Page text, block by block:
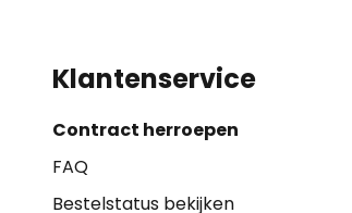
Klantenservice
Contract herroepen
FAQ
Bestelstatus bekijken